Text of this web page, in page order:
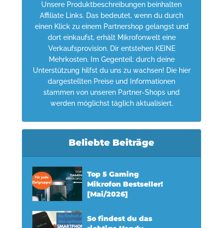
Unsere Produktbeschreibungen beinhalten
Affiliate Links. Das bedeutet, wenn du durch
einen Klick zu einem Partnershop gelangst und
dort einkaufst, erhält Mikrofonwelt eine
Verkaufsprovision. Dir entstehen KEINE
Mehrkosten. Im Gegenteil: durch deine
Unterstützung hilfst du uns zu wachsen! Die hier
dargestellten Preise und Informationen
stammen von unseren Partner-Shops und
werden möglichst täglich aktualisiert.
Beliebte Beiträge
Top 5 Gaming
Mikrofon Bestseller!
[Mai/2026]
So findest du das